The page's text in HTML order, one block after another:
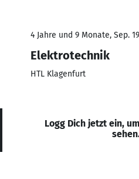
4 Jahre und 9 Monate, Sep.
Elektrotechnik
HTL Klagenfurt
Logg Dich jetzt ein,